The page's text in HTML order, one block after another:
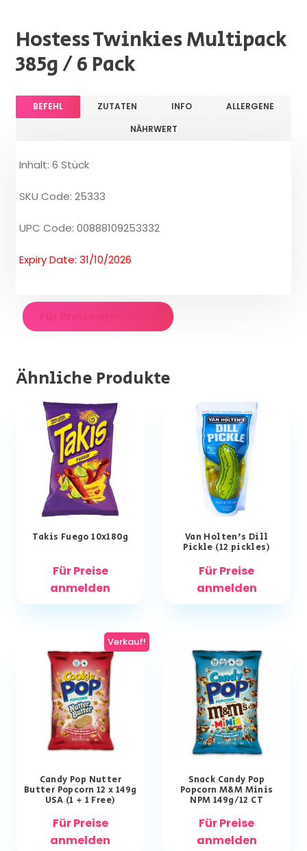
Hostess Twinkies Multipack
385g / 6 Pack
BEFEHL ZUTATEN INFO
ALLERGENE
NÄHRWERT
Inhalt: 6 Stück
SKU Code: 25333
UPC Code: 00888109253332
Expiry Date: 31/10/2026
Für Preise anmelden
Ähnliche Produkte
Takis Fuego 10x180g
Für Preise
anmelden
Van Holten’s Dill
Pickle (12 pickles)
Für Preise
anmelden
Verkauf!
Candy Pop Nutter
Butter Popcorn 12 x 149g
USA (1 + 1 Free)
Für Preise
anmelden
Snack Candy Pop
Popcorn M&M Minis
NPM 149g/12 CT
Für Preise
anmelden